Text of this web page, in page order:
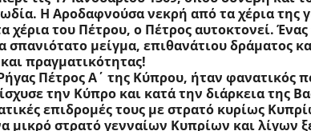
Η Αροδαφνούσα νεκρή από τα χέρια της
του Πέτρου, ο Πέτρος αυτοκτονεί. Ένας
σπανιότατο μείγμα, επιθανάτιου δράματος
πραγματικότητας!
Πέτρος Α΄ της Κύπρου, ήταν φανατικός
την Κύπρο και κατά την διάρκεια της
επιδρομές τους με στρατό κυρίως
μικρό στρατό γενναίων Κυπρίων και λίγων